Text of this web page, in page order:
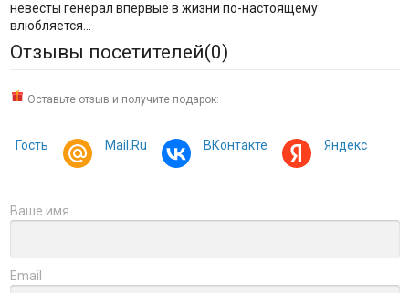
невесты генерал впервые в жизни по-настоящему
влюбляется...
Отзывы посетителей(0)
Оставьте отзыв и получите подарок:
Гость Mail.Ru ВКонтакте Яндекс
Ваше имя
Email